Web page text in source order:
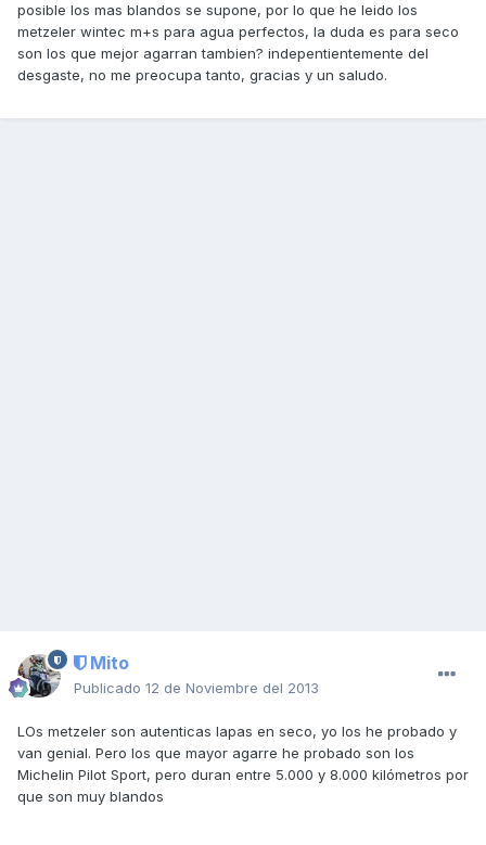
posible los mas blandos se supone, por lo que he leido los
metzeler wintec m+s para agua perfectos, la duda es para seco
son los que mejor agarran tambien? indepentientemente del
desgaste, no me preocupa tanto, gracias y un saludo.
Mito
Publicado 12 de Noviembre del 2013
LOs metzeler son autenticas lapas en seco, yo los he probado y
van genial. Pero los que mayor agarre he probado son los
Michelin Pilot Sport, pero duran entre 5.000 y 8.000 kilómetros por
que son muy blandos